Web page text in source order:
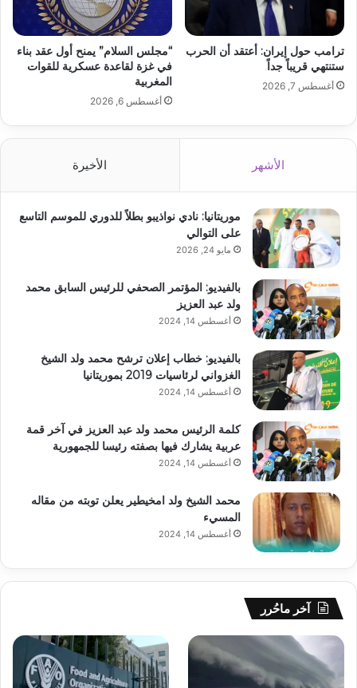
ترامب حول إيران: أعتقد أن الحرب
ستنتهي قريباً جداً
أغسطس 7, 2026
“مجلس السلام” يمنح أول عقد بناء
في غزة لقاعدة عسكرية للقوات
المغربية
أغسطس 6, 2026
الأشهر الأخيرة
موريتانيا: نادي نواذيبو بطلاً للدوري للموسم التاسع
على التوالي
مايو 24, 2026
بالفيديو: المؤتمر الصحفي للرئيس السابق محمد
ولد عبد العزيز
أغسطس 14, 2024
بالفيديو: خطاب إعلان ترشح محمد ولد الشيخ
الغزواني لرئاسيات 2019 بموريتانيا
أغسطس 14, 2024
كلمة الرئيس محمد ولد عبد العزيز في آخر قمة
عربية يشارك فيها بصفته رئيسا للجمهورية
أغسطس 14, 2024
محمد الشيخ ولد امخيطير يعلن توبته من مقاله
المسيء
أغسطس 14, 2024
آخر ماحُرر